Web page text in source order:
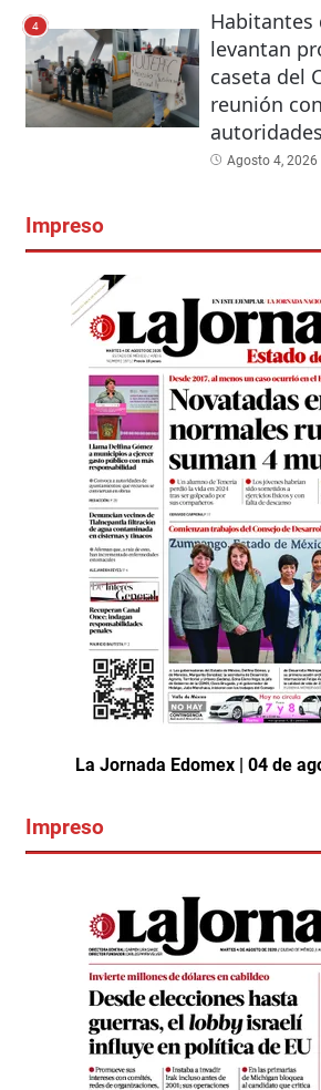
4
Habitantes
levantan
caseta del
reunión
autoridades
Agosto 4, 2026
Impreso
La Jornada Edomex | 04 de
Impreso